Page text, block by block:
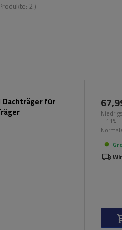
2 )
Dachträger für
+11%